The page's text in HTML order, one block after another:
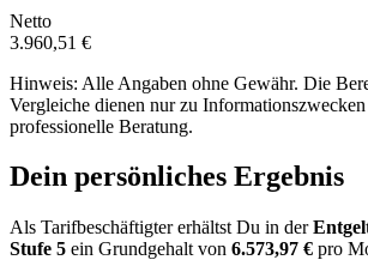
Netto
3.960,51 €
Hinweis: Alle Angaben ohne Gewähr. Die
Vergleiche dienen nur zu
professionelle Beratung.
Dein persönliches Ergebnis
Als Tarifbeschäftigter erhältst Du in der
Stufe 5 ein Grundgehalt von 6.573,97 € pro